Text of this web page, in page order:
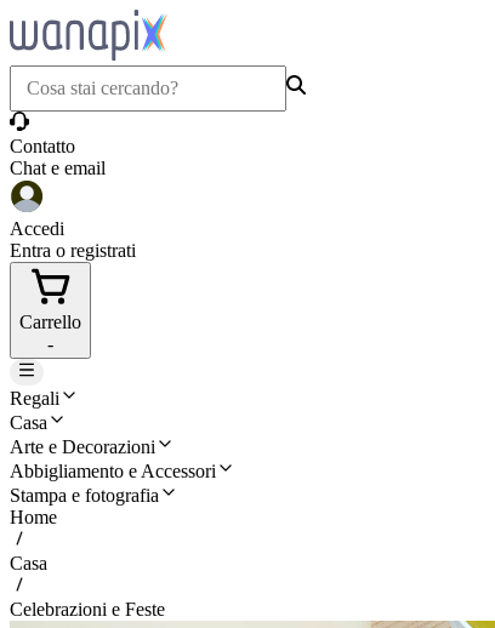
Contatto
Chat e email
Accedi
Entra o registrati
Carrello
-
Regali
Casa
Arte e Decorazioni
Abbigliamento e Accessori
Stampa e fotografia
Home
Casa
Celebrazioni e Feste